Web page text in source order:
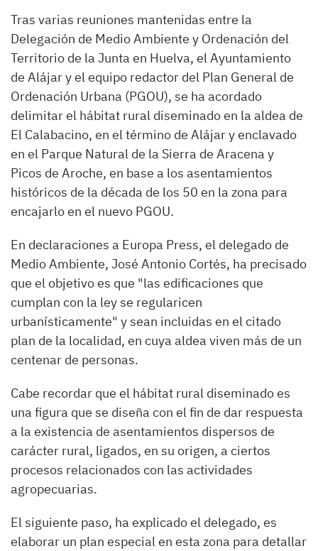
Tras varias reuniones mantenidas entre la
Delegación de Medio Ambiente y Ordenación del
Territorio de la Junta en Huelva, el Ayuntamiento
de Alájar y el equipo redactor del Plan General de
Ordenación Urbana (PGOU), se ha acordado
delimitar el hábitat rural diseminado en la aldea de
El Calabacino, en el término de Alájar y enclavado
en el Parque Natural de la Sierra de Aracena y
Picos de Aroche, en base a los asentamientos
históricos de la década de los 50 en la zona para
encajarlo en el nuevo PGOU.
En declaraciones a Europa Press, el delegado de
Medio Ambiente, José Antonio Cortés, ha precisado
que el objetivo es que "las edificaciones que
cumplan con la ley se regularicen
urbanísticamente" y sean incluidas en el citado
plan de la localidad, en cuya aldea viven más de un
centenar de personas.
Cabe recordar que el hábitat rural diseminado es
una figura que se diseña con el fin de dar respuesta
a la existencia de asentamientos dispersos de
carácter rural, ligados, en su origen, a ciertos
procesos relacionados con las actividades
agropecuarias.
El siguiente paso, ha explicado el delegado, es
elaborar un plan especial en esta zona para detallar